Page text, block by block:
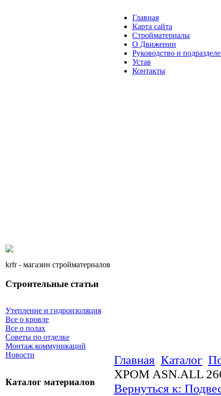
krfr - магазин стройматериалов
Строительные статьи
Утепление и гидроизоляция
Все о кровле
Все о полах
Советы по отделке
Монтаж коммуникаций
Новости
Каталог материалов
Главная
Карта сайта
Стройматериалы
О Движении
Руководство и
Устав
Контакты
Главная Каталог
ХРОМ ASN.ALL
Вернуться к: